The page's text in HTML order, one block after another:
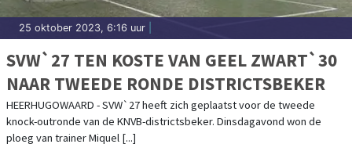
25 oktober 2023, 6:16 uur
SVW`27 TEN KOSTE VAN GEEL ZWART`30
NAAR TWEEDE RONDE DISTRICTSBEKER
HEERHUGOWAARD - SVW`27 heeft zich geplaatst voor de tweede
knock-outronde van de KNVB-districtsbeker. Dinsdagavond won de
ploeg van trainer Miquel [...]